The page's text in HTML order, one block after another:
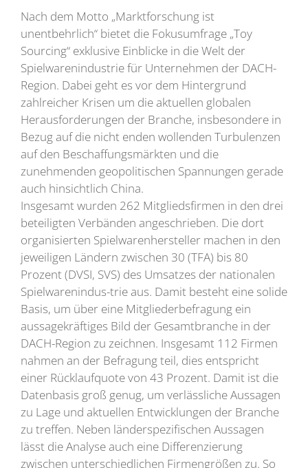
Nach dem Motto „Marktforschung ist
unentbehrlich“ bietet die Fokusumfrage „Toy
Sourcing“ exklusive Einblicke in die Welt der
Spielwarenindustrie für Unternehmen der DACH-
Region. Dabei geht es vor dem Hintergrund
zahlreicher Krisen um die aktuellen globalen
Herausforderungen der Branche, insbesondere in
Bezug auf die nicht enden wollenden Turbulenzen
auf den Beschaffungsmärkten und die
zunehmenden geopolitischen Spannungen gerade
auch hinsichtlich China.
Insgesamt wurden 262 Mitgliedsfirmen in den drei
beteiligten Verbänden angeschrieben. Die dort
organisierten Spielwarenhersteller machen in den
jeweiligen Ländern zwischen 30 (TFA) bis 80
Prozent (DVSI, SVS) des Umsatzes der nationalen
Spielwarenindus-trie aus. Damit besteht eine solide
Basis, um über eine Mitgliederbefragung ein
aussagekräftiges Bild der Gesamtbranche in der
DACH-Region zu zeichnen. Insgesamt 112 Firmen
nahmen an der Befragung teil, dies entspricht
einer Rücklaufquote von 43 Prozent. Damit ist die
Datenbasis groß genug, um verlässliche Aussagen
zu Lage und aktuellen Entwicklungen der Branche
zu treffen. Neben länderspezifischen Aussagen
lässt die Analyse auch eine Differenzierung
zwischen unterschiedlichen Firmengrößen zu. So